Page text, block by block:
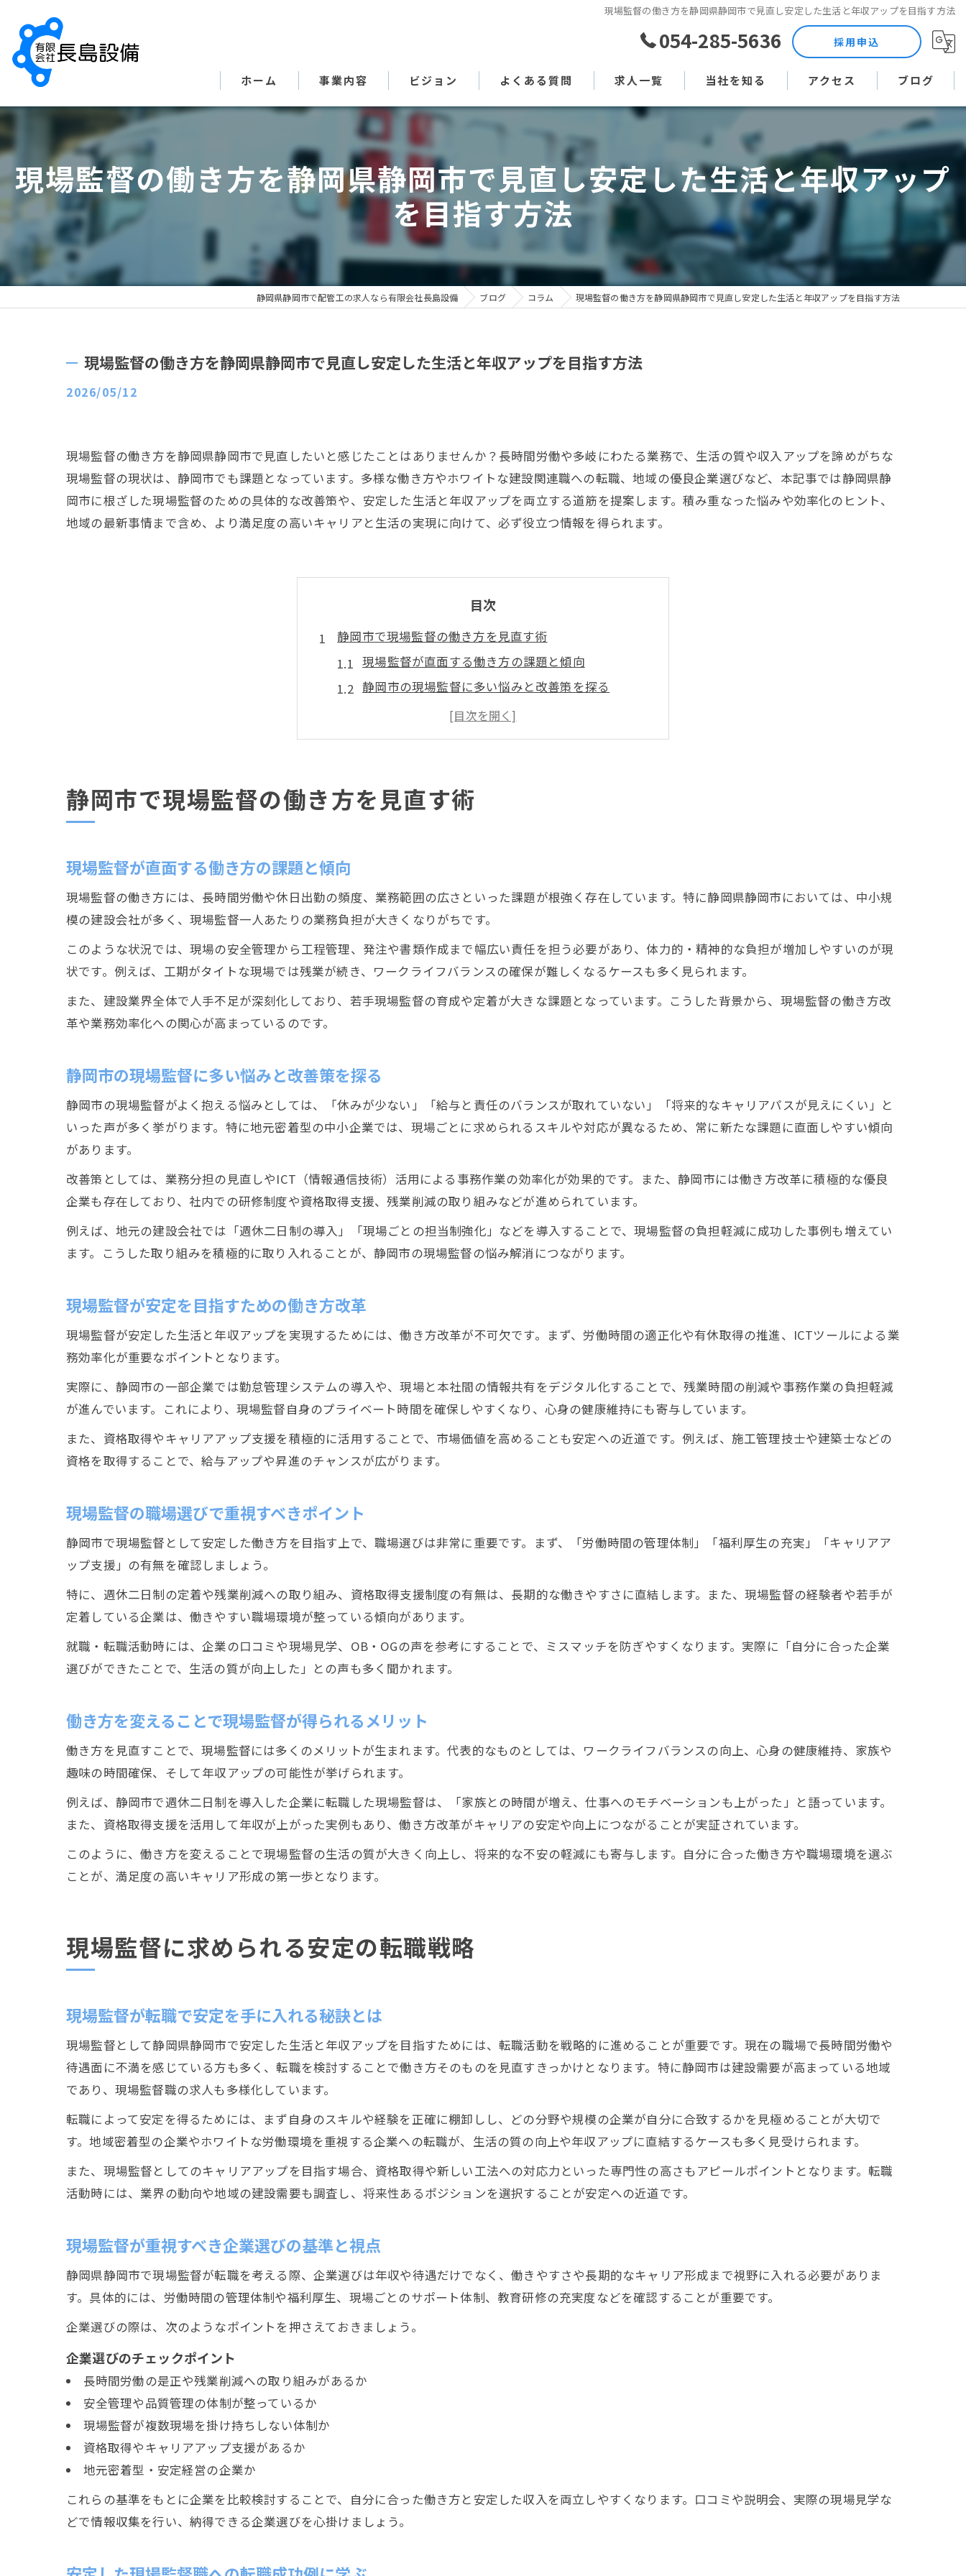
現場監督の働き方を静岡県静岡市で見直し安定した生活と年収アップを目指す方法
054-285-5636 採用申込
ホーム 事業内容 ビジョン よくある質問 求人一覧 当社を知る
土木作業員
現場監督
直行直帰
アクセス ブログ
コラム
現場監督の働き方を静岡県静岡市で見直し安定した生活と年収アップ
を目指す方法
静岡県静岡市で配管工の求人なら有限会社長島設備 ブログ コラム 現場監督の働き方を静岡県静岡市で見直し安定した生活と年収アップを目指す方法
現場監督の働き方を静岡県静岡市で見直し安定した生活と年収アップを目指す方法
2026/05/12
現場監督の働き方を静岡県静岡市で見直したいと感じたことはありませんか？長時間労働や多岐にわたる業務で、生活の質や収入アップを諦めがちな
現場監督の現状は、静岡市でも課題となっています。多様な働き方やホワイトな建設関連職への転職、地域の優良企業選びなど、本記事では静岡県静
岡市に根ざした現場監督のための具体的な改善策や、安定した生活と年収アップを両立する道筋を提案します。積み重なった悩みや効率化のヒント、
地域の最新事情まで含め、より満足度の高いキャリアと生活の実現に向けて、必ず役立つ情報を得られます。
目次
静岡市で現場監督の働き方を見直す術
現場監督が直面する働き方の課題と傾向
静岡市の現場監督に多い悩みと改善策を探る
現場監督が安定を目指すための働き方改革
現場監督の職場選びで重視すべきポイント
現場監督に求められる安定の転職戦略
現場監督が転職で安定を手に入れる秘訣とは
現場監督が転職活動で活用できる情報源紹介
現場監督の転職が働き方改革につながる理由
現場監督の日常が働き方改革でどう変わるか
年収アップを目指す現場監督の道しるべ
現場監督が年収アップを実現するための方法
現場監督が収入を上げるための資格活用術
現場監督が評価されやすいキャリア形成とは
現場監督の大変さとホワイトな選択肢
現場監督の大変な業務内容とその乗り越え方
現場監督の仕事がしんどいと感じる瞬間とは
ホワイトな現場監督職を見つけるポイント
静岡市で実現する理想の現場監督ライフ
現場監督が静岡市で理想の生活を叶える方法
現場監督におすすめしたい静岡市の働き方改革
現場監督が目指す生活とワークライフバランス
現場監督の理想に近づくキャリアパスを考える
静岡市で現場監督の働き方を見直す術
現場監督が直面する働き方の課題と傾向
現場監督の働き方には、長時間労働や休日出勤の頻度、業務範囲の広さといった課題が根強く存在しています。特に静岡県静岡市においては、中小規
模の建設会社が多く、現場監督一人あたりの業務負担が大きくなりがちです。
このような状況では、現場の安全管理から工程管理、発注や書類作成まで幅広い責任を担う必要があり、体力的・精神的な負担が増加しやすいのが現
状です。例えば、工期がタイトな現場では残業が続き、ワークライフバランスの確保が難しくなるケースも多く見られます。
また、建設業界全体で人手不足が深刻化しており、若手現場監督の育成や定着が大きな課題となっています。こうした背景から、現場監督の働き方改
革や業務効率化への関心が高まっているのです。
静岡市の現場監督に多い悩みと改善策を探る
静岡市の現場監督がよく抱える悩みとしては、「休みが少ない」「給与と責任のバランスが取れていない」「将来的なキャリアパスが見えにくい」と
いった声が多く挙がります。特に地元密着型の中小企業では、現場ごとに求められるスキルや対応が異なるため、常に新たな課題に直面しやすい傾向
があります。
改善策としては、業務分担の見直しやICT（情報通信技術）活用による事務作業の効率化が効果的です。また、静岡市には働き方改革に積極的な優良
企業も存在しており、社内での研修制度や資格取得支援、残業削減の取り組みなどが進められています。
例えば、地元の建設会社では「週休二日制の導入」「現場ごとの担当制強化」などを導入することで、現場監督の負担軽減に成功した事例も増えてい
ます。こうした取り組みを積極的に取り入れることが、静岡市の現場監督の悩み解消につながります。
現場監督が安定を目指すための働き方改革
現場監督が安定した生活と年収アップを実現するためには、働き方改革が不可欠です。まず、労働時間の適正化や有休取得の推進、ICTツールによる業
務効率化が重要なポイントとなります。
実際に、静岡市の一部企業では勤怠管理システムの導入や、現場と本社間の情報共有をデジタル化することで、残業時間の削減や事務作業の負担軽減
が進んでいます。これにより、現場監督自身のプライベート時間を確保しやすくなり、心身の健康維持にも寄与しています。
また、資格取得やキャリアアップ支援を積極的に活用することで、市場価値を高めることも安定への近道です。例えば、施工管理技士や建築士などの
資格を取得することで、給与アップや昇進のチャンスが広がります。
現場監督の職場選びで重視すべきポイント
静岡市で現場監督として安定した働き方を目指す上で、職場選びは非常に重要です。まず、「労働時間の管理体制」「福利厚生の充実」「キャリアア
ップ支援」の有無を確認しましょう。
特に、週休二日制の定着や残業削減への取り組み、資格取得支援制度の有無は、長期的な働きやすさに直結します。また、現場監督の経験者や若手が
定着している企業は、働きやすい職場環境が整っている傾向があります。
就職・転職活動時には、企業の口コミや現場見学、OB・OGの声を参考にすることで、ミスマッチを防ぎやすくなります。実際に「自分に合った企業
選びができたことで、生活の質が向上した」との声も多く聞かれます。
働き方を変えることで現場監督が得られるメリット
働き方を見直すことで、現場監督には多くのメリットが生まれます。代表的なものとしては、ワークライフバランスの向上、心身の健康維持、家族や
趣味の時間確保、そして年収アップの可能性が挙げられます。
例えば、静岡市で週休二日制を導入した企業に転職した現場監督は、「家族との時間が増え、仕事へのモチベーションも上がった」と語っています。
また、資格取得支援を活用して年収が上がった実例もあり、働き方改革がキャリアの安定や向上につながることが実証されています。
このように、働き方を変えることで現場監督の生活の質が大きく向上し、将来的な不安の軽減にも寄与します。自分に合った働き方や職場環境を選ぶ
ことが、満足度の高いキャリア形成の第一歩となります。
現場監督に求められる安定の転職戦略
現場監督が転職で安定を手に入れる秘訣とは
現場監督として静岡県静岡市で安定した生活と年収アップを目指すためには、転職活動を戦略的に進めることが重要です。現在の職場で長時間労働や
待遇面に不満を感じている方も多く、転職を検討することで働き方そのものを見直すきっかけとなります。特に静岡市は建設需要が高まっている地域
であり、現場監督職の求人も多様化しています。
転職によって安定を得るためには、まず自身のスキルや経験を正確に棚卸しし、どの分野や規模の企業が自分に合致するかを見極めることが大切で
す。地域密着型の企業やホワイトな労働環境を重視する企業への転職が、生活の質の向上や年収アップに直結するケースも多く見受けられます。
また、現場監督としてのキャリアアップを目指す場合、資格取得や新しい工法への対応力といった専門性の高さもアピールポイントとなります。転職
活動時には、業界の動向や地域の建設需要も調査し、将来性あるポジションを選択することが安定への近道です。
現場監督が重視すべき企業選びの基準と視点
静岡県静岡市で現場監督が転職を考える際、企業選びは年収や待遇だけでなく、働きやすさや長期的なキャリア形成まで視野に入れる必要がありま
す。具体的には、労働時間の管理体制や福利厚生、現場ごとのサポート体制、教育研修の充実度などを確認することが重要です。
企業選びの際は、次のようなポイントを押さえておきましょう。
企業選びのチェックポイント
長時間労働の是正や残業削減への取り組みがあるか
安全管理や品質管理の体制が整っているか
現場監督が複数現場を掛け持ちしない体制か
資格取得やキャリアアップ支援があるか
地元密着型・安定経営の企業か
これらの基準をもとに企業を比較検討することで、自分に合った働き方と安定した収入を両立しやすくなります。口コミや説明会、実際の現場見学な
どで情報収集を行い、納得できる企業選びを心掛けましょう。